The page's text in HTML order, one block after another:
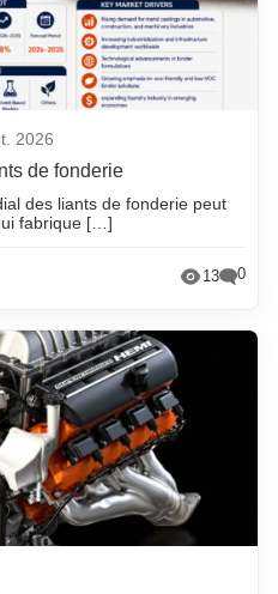
2026
de fonderie
des liants de fonderie peut
fabrique […]
13 0